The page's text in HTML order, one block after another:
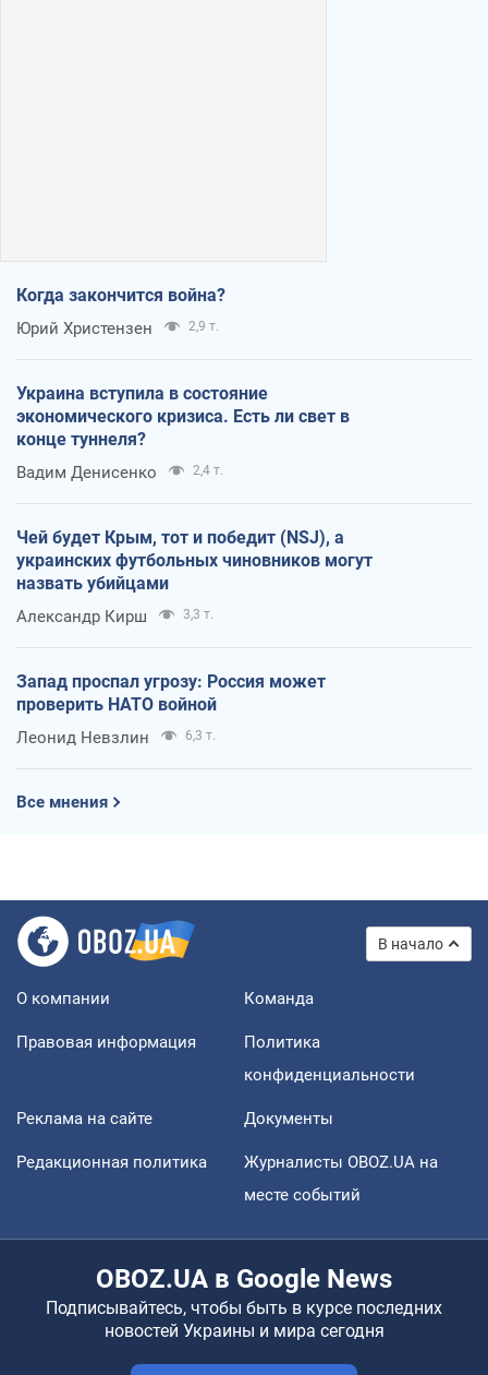
Когда закончится война?
Юрий Христензен 2,9 т.
Украина вступила в состояние
экономического кризиса. Есть ли свет в
конце туннеля?
Вадим Денисенко 2,4 т.
Чей будет Крым, тот и победит (NSJ), а
украинских футбольных чиновников могут
назвать убийцами
Александр Кирш 3,3 т.
Запад проспал угрозу: Россия может
проверить НАТО войной
Леонид Невзлин 6,3 т.
Все мнения
В начало
О компании Команда
Правовая информация
Политика
конфиденциальности
Реклама на сайте Документы
Редакционная политика
Журналисты OBOZ.UA на
месте событий
OBOZ.UA в Google News
Подписывайтесь, чтобы быть в курсе последних
новостей Украины и мира сегодня